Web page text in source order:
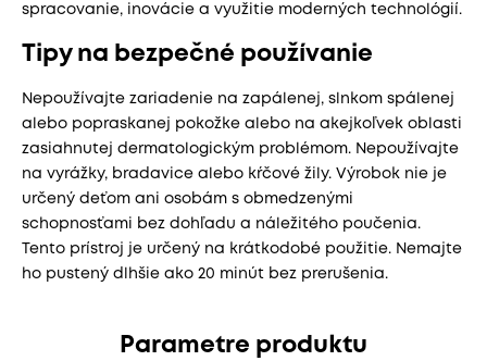
spracovanie, inovácie a využitie moderných technológií.
Tipy na bezpečné používanie
Nepoužívajte zariadenie na zapálenej, slnkom spálenej
alebo popraskanej pokožke alebo na akejkoľvek oblasti
zasiahnutej dermatologickým problémom. Nepoužívajte
na vyrážky, bradavice alebo kŕčové žily. Výrobok nie je
určený deťom ani osobám s obmedzenými
schopnosťami bez dohľadu a náležitého poučenia.
Tento prístroj je určený na krátkodobé použitie. Nemajte
ho pustený dlhšie ako 20 minút bez prerušenia.
Parametre produktu